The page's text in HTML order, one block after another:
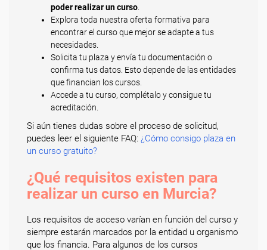
poder realizar un curso
Explora toda nuestra oferta formativa para
encontrar el curso que mejor se adapte a tus
necesidades.
Solicita tu plaza y envía tu documentación o
confirma tus datos. Esto depende de las entidades
que financian los cursos.
Accede a tu curso, complétalo y consigue tu
acreditación.
Si aún tienes dudas sobre el proceso de solicitud,
puedes leer el siguiente FAQ: ¿Cómo consigo plaza en
un curso gratuito?
¿Qué requisitos existen para
realizar un curso en Murcia?
Los requisitos de acceso varían en función del curso y
siempre estarán marcados por la entidad u organismo
que los financia. Para algunos de los cursos